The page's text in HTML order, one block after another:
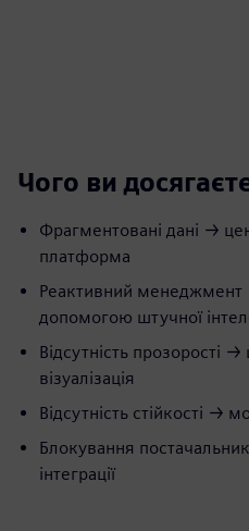
Чого ви
Фрагментовані дані →
платформа
Реактивний менеджмент
допомогою штучної
Відсутність прозорості
візуалізація
Відсутність стійкості →
Блокування
інтеграції